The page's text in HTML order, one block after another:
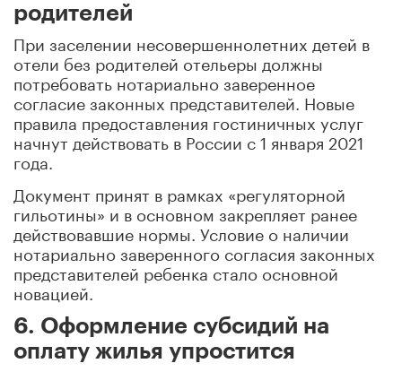
родителей
При заселении несовершеннолетних детей в
отели без родителей отельеры должны
потребовать нотариально заверенное
согласие законных представителей. Новые
правила предоставления гостиничных услуг
начнут действовать в России с 1 января 2021
года.
Документ принят в рамках «регуляторной
гильотины» и в основном закрепляет ранее
действовавшие нормы. Условие о наличии
нотариально заверенного согласия законных
представителей ребенка стало основной
новацией.
6. Оформление субсидий на
оплату жилья упростится